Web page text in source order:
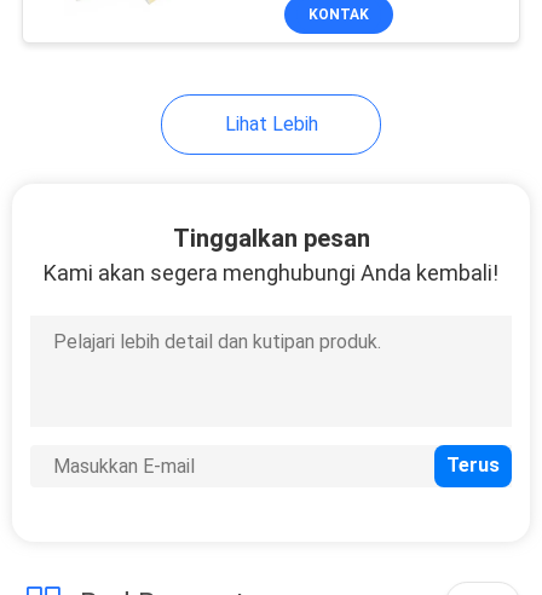
KONTAK
Lihat Lebih
Tinggalkan pesan
Kami akan segera menghubungi Anda kembali!